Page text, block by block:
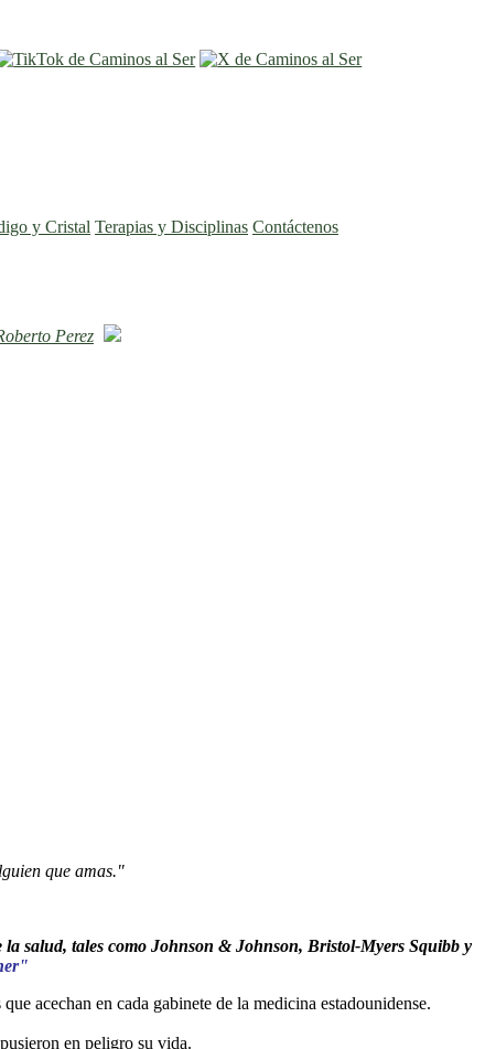
y Cristal Terapias y Disciplinas Contáctenos
Perez
que amas."
salud, tales como Johnson & Johnson, Bristol-Myers Squibb y
acechan en cada gabinete de la medicina estadounidense.
en peligro su vida.